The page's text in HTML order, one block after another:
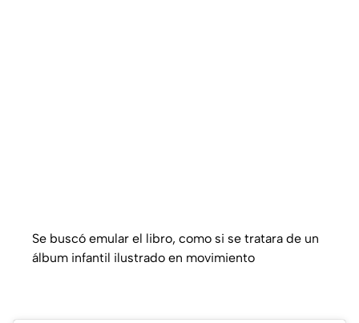
Se buscó emular el libro, como si se tratara de un
álbum infantil ilustrado en movimiento